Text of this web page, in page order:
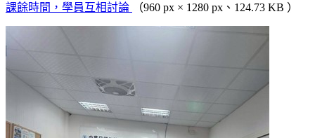
課餘時間，學員互相討論 （960 px × 1280 px、124.73 KB ）